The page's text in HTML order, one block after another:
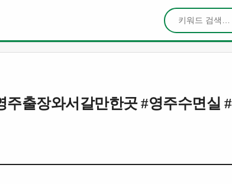
검색
출장와서갈만한곳 #영주수면실 #